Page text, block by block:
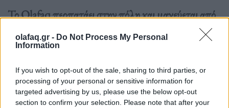
olafaq.gr - Do Not Process My Personal
Information
If you wish to opt-out of the sale, sharing to third parties, or
processing of your personal or sensitive information for
targeted advertising by us, please use the below opt-out
section to confirm your selection. Please note that after your
Το Olafaq περπατάει στην πόλη και μαγεύεται από
διπλανής πόρτας.
Διαβάστε περισσότερα→